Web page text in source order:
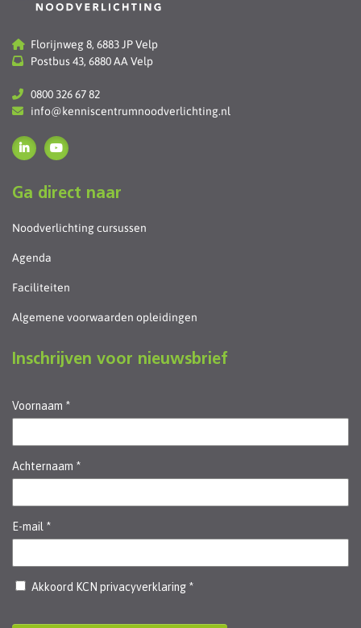
Florijnweg 8, 6883 JP Velp
Postbus 43, 6880 AA Velp
0800 326 67 82
info@kenniscentrumnoodverlichting.nl
Ga direct naar
Noodverlichting cursussen
Agenda
Faciliteiten
Algemene voorwaarden opleidingen
Inschrijven voor nieuwsbrief